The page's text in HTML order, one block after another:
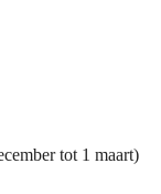
tot 1 maart)